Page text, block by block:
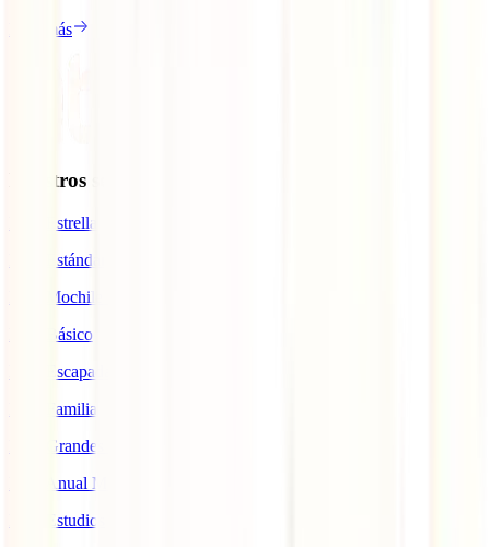
Leer más
Nuestros seguros
IATI Estrella
IATI Estándar
IATI Mochilero
IATI Básico
IATI Escapadas
IATI Familia
IATI Grandes Viajeros
IATI Anual Multiviaje
IATI Estudios